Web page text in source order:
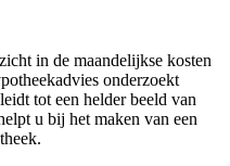
in de maandelijkse kosten
onderzoekt
tot een helder beeld van
u bij het maken van een